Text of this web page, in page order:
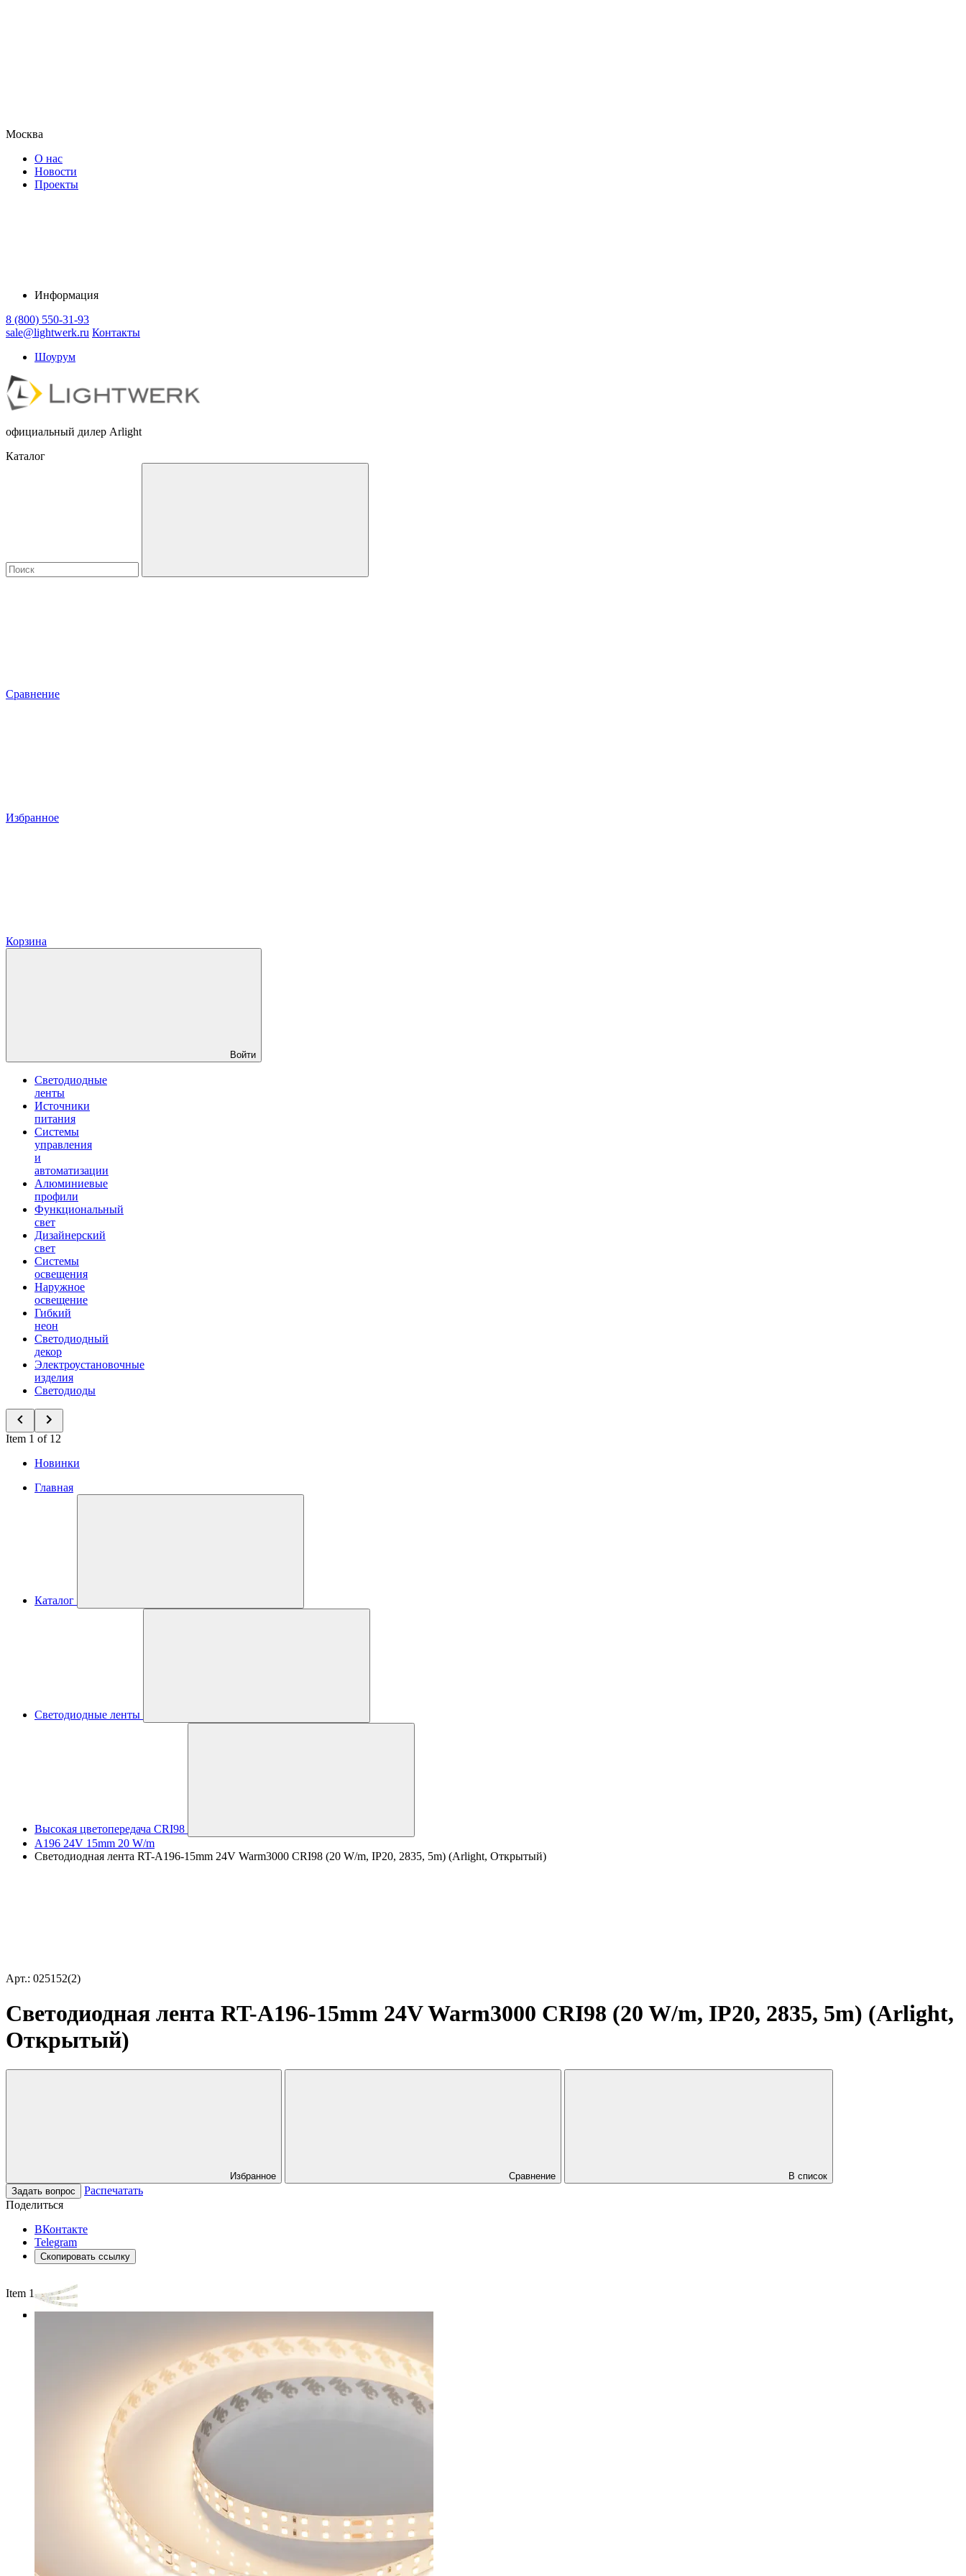
Москва
О нас
Новости
Проекты
Информация
8 (800) 550-31-93
sale@lightwerk.ru Контакты
Шоурум
официальный дилер Arlight
Каталог
Сравнение
Избранное
Корзина
Войти
Светодиодные
ленты
Источники
питания
Системы
управления
и
автоматизации
Алюминиевые
профили
Функциональный
свет
Дизайнерский
свет
Системы
освещения
Наружное
освещение
Гибкий
неон
Светодиодный
декор
Электроустановочные
изделия
Светодиоды
Item 1 of 12
Новинки
Главная
Каталог
Светодиодные ленты
Высокая цветопередача CRI98
A196 24V 15mm 20 W/m
Светодиодная лента RT-A196-15mm 24V Warm3000 CRI98 (20 W/m, IP20, 2835, 5m) (Arlight, Открытый)
Арт.: 025152(2)
Светодиодная лента RT-A196-15mm 24V Warm3000 CRI98 (20 W/m, IP20, 2835, 5m) (Arlight,
Открытый)
Избранное Сравнение
В список
Задать вопрос
Распечатать
Поделиться
ВКонтакте
Telegram
Скопировать ссылку
Item 1 of 3